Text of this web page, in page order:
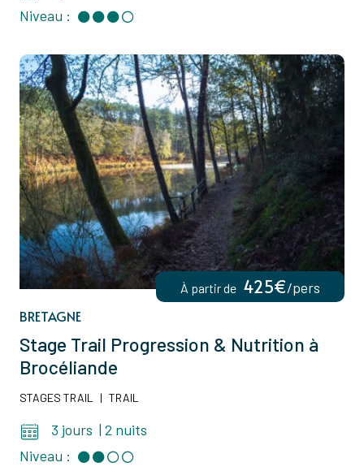
Niveau :
BRETAGNE
Stage Trail Progression & Nutrition à
Brocéliande
STAGES TRAIL | TRAIL
3 jours | 2 nuits
Niveau :
À partir de 425€/pers